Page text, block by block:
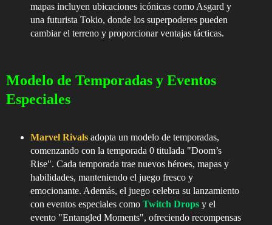
mapas incluyen ubicaciones icónicas como Asgard y
una futurista Tokio, donde los superpoderes pueden
cambiar el terreno y proporcionar ventajas tácticas.
Modelo de Temporadas y Eventos
Especiales
Marvel Rivalsadopta un modelo de temporadas,
comenzando con la temporada 0 titulada "Doom’s
Rise". Cada temporada trae nuevos héroes, mapas y
habilidades, manteniendo el juego fresco y
emocionante. Además, el juego celebra su lanzamiento
con eventos especiales como Twitch Dropsy el
evento "Entangled Moments", ofreciendo recompensas